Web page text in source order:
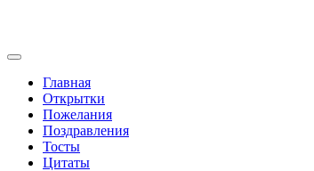
Главная
Открытки
Пожелания
Поздравления
Тосты
Цитаты